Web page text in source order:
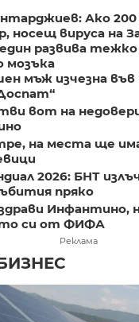
Ако 200
носещ вируса на
развива
мозъка
мъж изчезна
вот на
на места ще
2026: БНТ
пряко
Инфантино,
си от ФИФА
Реклама